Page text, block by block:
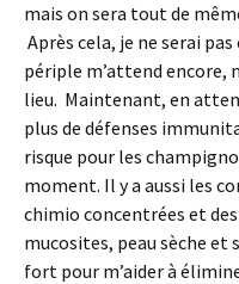
mais on sera tout de
Après cela, je ne serai
périple m’attend encore,
lieu. Maintenant, en
plus de défenses
risque pour les
moment. Il y a aussi les
chimio concentrées et
mucosites, peau sèche et
fort pour m’aider à